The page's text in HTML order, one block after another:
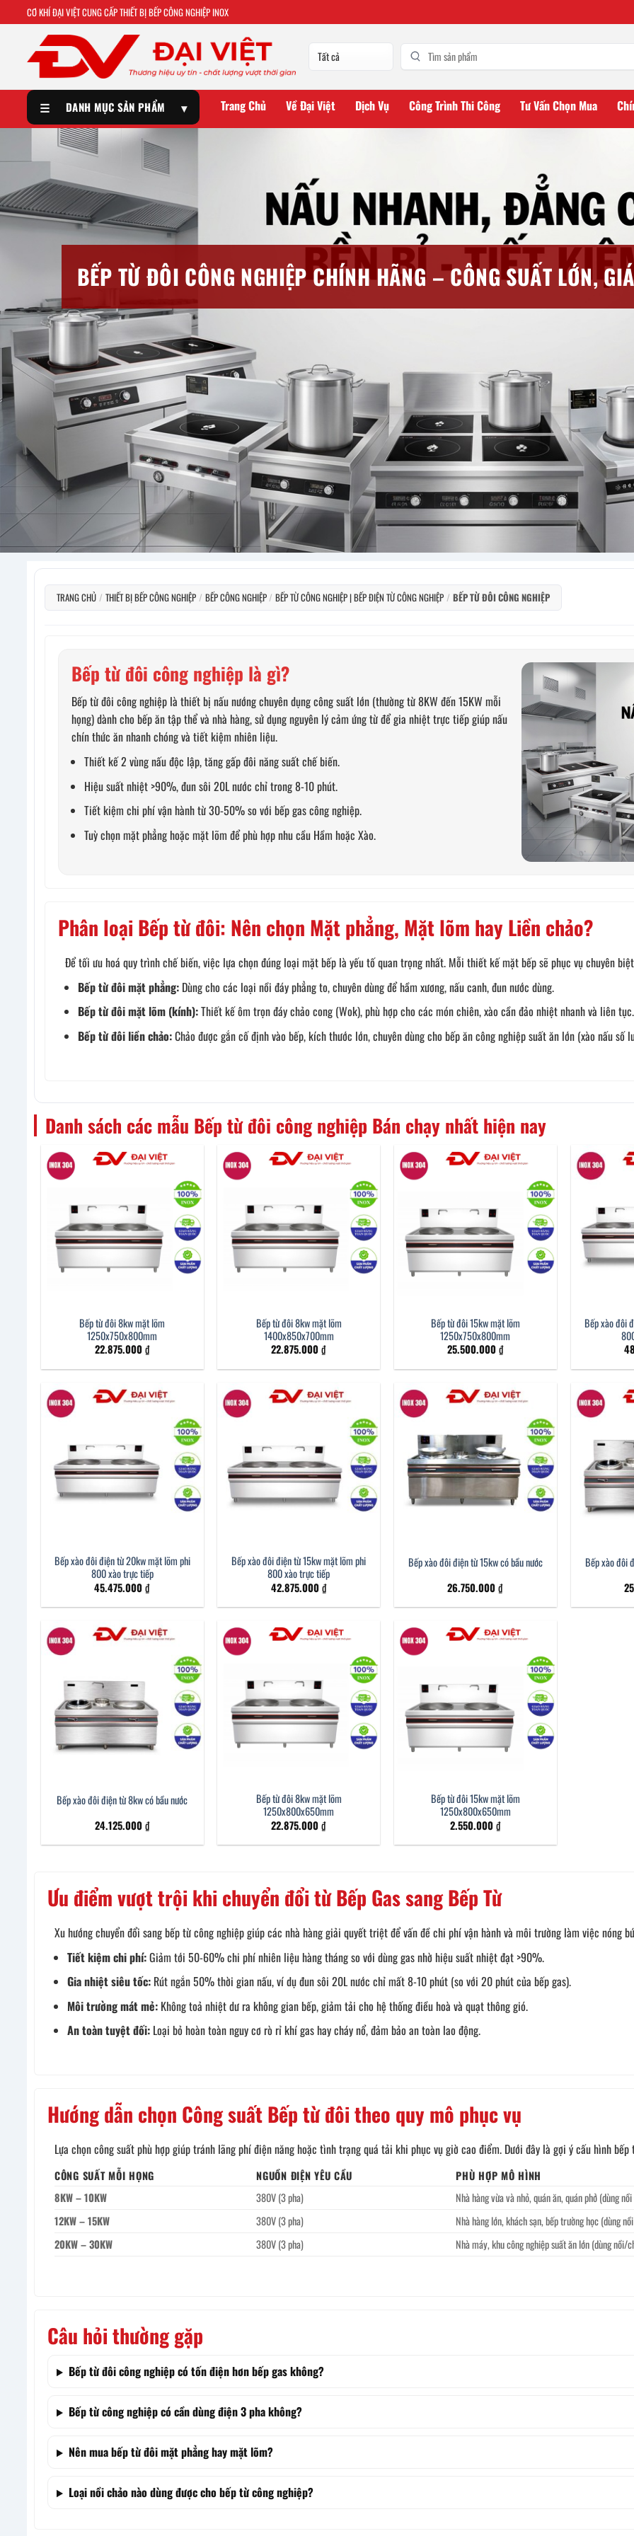
CƠ KHÍ ĐẠI VIỆT CUNG CẤP THIẾT BỊ BẾP CÔNG NGHIỆP INOX
☰ DANH MỤC SẢN PHẨM ▾ Trang Chủ Về Đại Việt Dịch Vụ Công Trình Thi Công Tư Vấn Chọn Mua
BẾP TỪ ĐÔI CÔNG NGHIỆP CHÍNH HÃNG – CÔNG SUẤT LỚN,
TRANG CHỦ / THIẾT BỊ BẾP CÔNG NGHIỆP / BẾP CÔNG NGHIỆP / BẾP TỪ CÔNG NGHIỆP | BẾP ĐIỆN TỪ CÔNG NGHIỆP / BẾP TỪ ĐÔI CÔNG NGHIỆP
Bếp từ đôi công nghiệp là gì?
Bếp từ đôi công nghiệp là thiết bị nấu nướng chuyên dụng công suất lớn (thường từ 8KW đến 15KW mỗi
họng) dành cho bếp ăn tập thể và nhà hàng, sử dụng nguyên lý cảm ứng từ để gia nhiệt trực tiếp giúp nấu
chín thức ăn nhanh chóng và tiết kiệm nhiên liệu.
Thiết kế 2 vùng nấu độc lập, tăng gấp đôi năng suất chế biến.
Hiệu suất nhiệt >90%, đun sôi 20L nước chỉ trong 8-10 phút.
Tiết kiệm chi phí vận hành từ 30-50% so với bếp gas công nghiệp.
Tuỳ chọn mặt phẳng hoặc mặt lõm để phù hợp nhu cầu Hầm hoặc Xào.
Phân loại Bếp từ đôi: Nên chọn Mặt phẳng, Mặt lõm hay Liền chảo?
Để tối ưu hoá quy trình chế biến, việc lựa chọn đúng loại mặt bếp là yếu tố quan trọng nhất. Mỗi thiết kế mặt bếp sẽ phục vụ chuyên
Bếp từ đôi mặt phẳng: Dùng cho các loại nồi đáy phẳng to, chuyên dùng để hầm xương, nấu canh, đun nước dùng.
Bếp từ đôi mặt lõm (kính):Thiết kế ôm trọn đáy chảo cong (Wok), phù hợp cho các món chiên, xào cần đảo nhiệt nhanh và liên tục.
Bếp từ đôi liền chảo:Chảo được gắn cố định vào bếp, kích thước lớn, chuyên dùng cho bếp ăn công nghiệp suất ăn lớn (xào nấu số
Danh sách các mẫu Bếp từ đôi công nghiệp Bán chạy nhất hiện nay
Bếp từ đôi 8kw mặt lõm
1250x750x800mm
22.875.000₫
Bếp từ đôi 8kw mặt lõm
1400x850x700mm
22.875.000₫
Bếp từ đôi 15kw mặt lõm
1250x750x800mm
25.500.000₫
Bếp xào đôi
Bếp xào đôi điện từ 20kw mặt lõm phi
800 xào trực tiếp
45.475.000₫
Bếp xào đôi điện từ 15kw mặt lõm phi
800 xào trực tiếp
42.875.000₫
Bếp xào đôi điện từ 15kw có bầu nước
26.750.000₫
Bếp xào đôi
Bếp xào đôi điện từ 8kw có bầu nước
24.125.000₫
Bếp từ đôi 8kw mặt lõm
1250x800x650mm
22.875.000₫
Bếp từ đôi 15kw mặt lõm
1250x800x650mm
2.550.000₫
Ưu điểm vượt trội khi chuyển đổi từ Bếp Gas sang Bếp Từ
Xu hướng chuyển đổi sang bếp từ công nghiệp giúp các nhà hàng giải quyết triệt để vấn đề chi phí vận hành và môi trường làm việc nóng
Tiết kiệm chi phí:Giảm tới 50-60% chi phí nhiên liệu hàng tháng so với dùng gas nhờ hiệu suất nhiệt đạt >90%.
Gia nhiệt siêu tốc: Rút ngắn 50% thời gian nấu, ví dụ đun sôi 20L nước chỉ mất 8-10 phút (so với 20 phút của bếp gas).
Môi trường mát mẻ: Không toả nhiệt dư ra không gian bếp, giảm tải cho hệ thống điều hoà và quạt thông gió.
An toàn tuyệt đối: Loại bỏ hoàn toàn nguy cơ rò rỉ khí gas hay cháy nổ, đảm bảo an toàn lao động.
Hướng dẫn chọn Công suất Bếp từ đôi theo quy mô phục vụ
Lựa chọn công suất phù hợp giúp tránh lãng phí điện năng hoặc tình trạng quá tải khi phục vụ giờ cao điểm. Dưới đây là gợi ý cấu hình
CÔNG SUẤT MỖI HỌNG NGUỒN ĐIỆN YÊU CẦU
PHÙ HỢP MÔ HÌNH
8KW – 10KW
380V (3 pha)
Nhà hàng vừa và nhỏ, quán ăn, quán phở (dùng
12KW – 15KW
380V (3 pha)
Nhà hàng lớn, khách sạn, bếp trường học (dùng
20KW – 30KW
380V (3 pha) Nhà máy, khu công nghiệp suất ăn lớn (dùng nồi/
Câu hỏi thường gặp
Bếp từ đôi công nghiệp có tốn điện hơn bếp gas không?
Bếp từ công nghiệp có cần dùng điện 3 pha không?
Nên mua bếp từ đôi mặt phẳng hay mặt lõm?
Loại nồi chảo nào dùng được cho bếp từ công nghiệp?